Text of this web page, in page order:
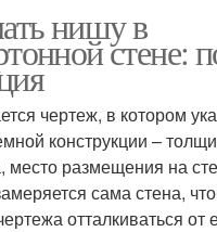
нишу в
стене:
чертеж, в котором
конструкции –
размещения на
сама стена,
отталкиваться от